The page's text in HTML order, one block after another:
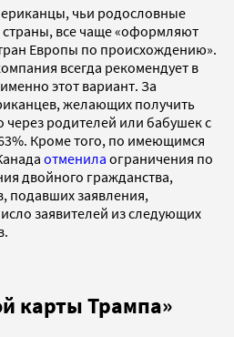
чьи родословные
страны, все чаще «оформляют
Европы по происхождению».
всегда рекомендует в
этот вариант. За
желающих получить
через родителей или бабушек с
Кроме того, по имеющимся
отменила ограничения по
двойного гражданства,
подавших заявления,
заявителей из следующих
карты Трампа»